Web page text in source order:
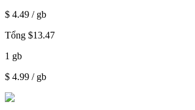
$ 4.49 / gb
Tổng $13.47
1 gb
$ 4.99 / gb